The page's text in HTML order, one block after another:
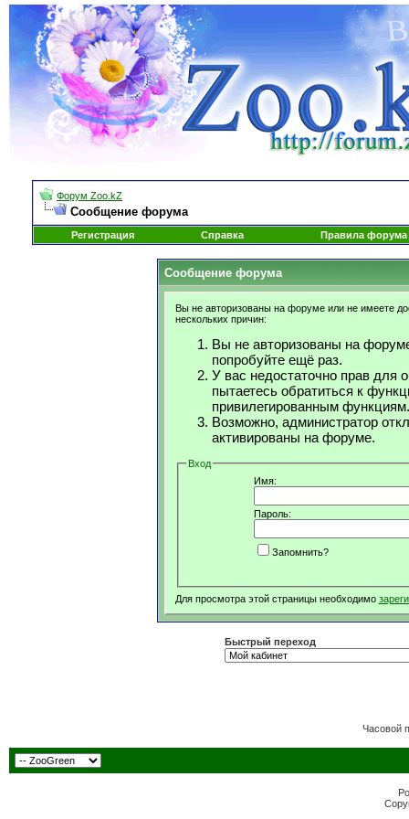
Форум Zoo.kZ
Сообщение форума
Регистрация Справка Правила форума
Сообщение форума
Вы не авторизованы на форуме или не имеете
нескольких причин:
Вы не авторизованы на
попробуйте ещё раз.
У вас недостаточно прав для
пытаетесь обратиться к
привилегированным функциям.
Возможно, администратор
активированы на форуме.
Вход
Имя:
Пароль:
Запомнить?
Для просмотра этой страницы необходимо
Быстрый переход
Часовой